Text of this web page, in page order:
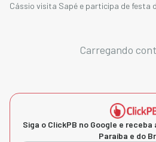
Cássio visita Sapé e participa de festa
Carregando
Siga o ClickPB no Google e
Paraíba e do